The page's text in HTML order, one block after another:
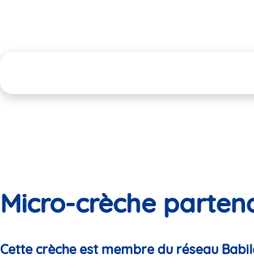
Micro-crèche
Cette crèche est membre du réseau